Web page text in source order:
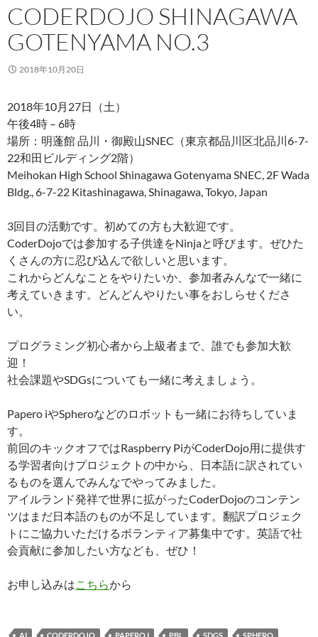
CODERDOJO SHINAGAWA
GOTENYAMA NO.3
2018年10月20日
2018年10月27日（土）
午後4時 – 6時
場所：明蓬館 品川・御殿山SNEC（東京都品川区北品川6-7-
22和田ビルディング2階）
Meihokan High School Shinagawa Gotenyama SNEC, 2F Wada
Bldg., 6-7-22 Kitashinagawa, Shinagawa, Tokyo, Japan
3回目の活動です。初めての方も大歓迎です。
CoderDojoでは参加する子供達をNinjaと呼びます。ぜひた
くさんの方に忍び込んで欲しいと思います。
これからどんなことをやりたいか、参加者みんなで一緒に
考えていきます。どんどんやりたい事をおしらせくださ
い。
プログラミング初心者から上級者まで、誰でも参加大歓
迎！
社会課題やSDGsについても一緒に考えましょう。
Papero iやSpheroなどのロボットも一緒にお待ちしていま
す。
前回のキックオフではRaspberry PiがCoderDojo用に提供す
る学習者向けプロジェクトの中から、日本語に訳されてい
るものを選んでみんなでやってみました。
アイルランド発祥で世界に拡がったCoderDojoのコンテン
ツはまだ日本語のものが不足しています。翻訳プロジェク
トにご協力いただけるボランティア募集中です。英語で社
会貢献に参加したい方なども、ぜひ！
お申し込みは こちらから
AI CODERDOJO PAPERO I PBL SDGS SPHERO